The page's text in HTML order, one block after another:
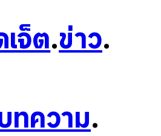
จ็ต.ข่าว.
ทความ.